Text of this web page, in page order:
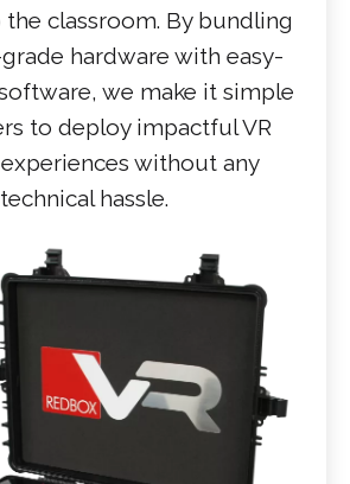
classroom. By bundling
hardware with easy-
we make it simple
to deploy impactful VR
without any
technical hassle.